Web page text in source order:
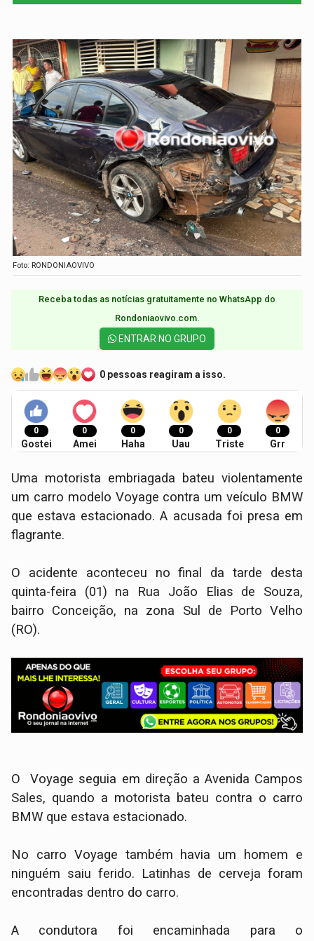
Foto: RONDONIAOVIVO
Receba todas as notícias gratuitamente no WhatsApp do
Rondoniaovivo.com.​
ENTRAR NO GRUPO
0 pessoas reagiram a isso.
0
Gostei
0
Amei
0
Haha
0
Uau
0
Triste
0
Grr
Uma motorista embriagada bateu violentamente
um carro modelo Voyage contra um veículo BMW
que estava estacionado. A acusada foi presa em
flagrante.
O acidente aconteceu no final da tarde desta
quinta-feira (01) na Rua João Elias de Souza,
bairro Conceição, na zona Sul de Porto Velho
(RO).
O Voyage seguia em direção a Avenida Campos
Sales, quando a motorista bateu contra o carro
BMW que estava estacionado.
No carro Voyage também havia um homem e
ninguém saiu ferido. Latinhas de cerveja foram
encontradas dentro do carro.
A condutora foi encaminhada para o